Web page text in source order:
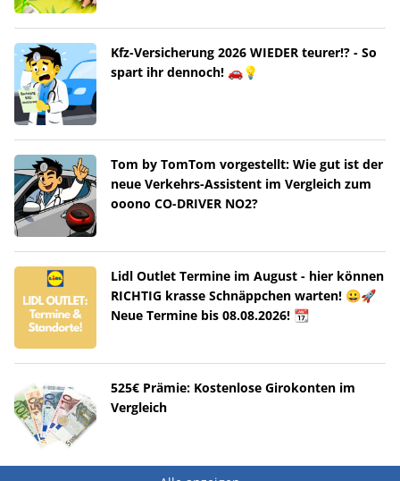
Kfz-Versicherung 2026 WIEDER teurer!? - So
spart ihr dennoch! 🚗💡
Tom by TomTom vorgestellt: Wie gut ist der
neue Verkehrs-Assistent im Vergleich zum
ooono CO-DRIVER NO2?
Lidl Outlet Termine im August - hier können
RICHTIG krasse Schnäppchen warten! 😀🚀
Neue Termine bis 08.08.2026! 📆
525€ Prämie: Kostenlose Girokonten im
Vergleich